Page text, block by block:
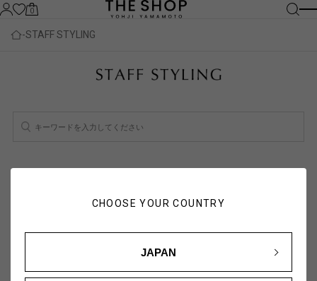
CHOOSE YOUR COUNTRY
JAPAN
0
STAFF STYLING